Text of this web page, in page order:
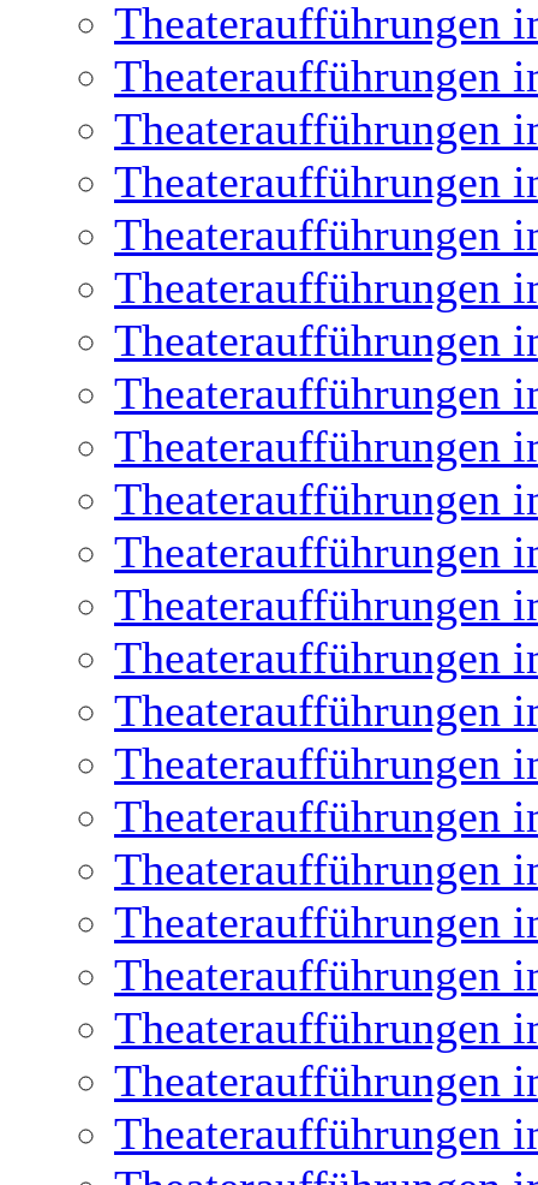
Theateraufführungen
Theateraufführungen
Theateraufführungen
Theateraufführungen
Theateraufführungen
Theateraufführungen
Theateraufführungen
Theateraufführungen
Theateraufführungen
Theateraufführungen
Theateraufführungen
Theateraufführungen
Theateraufführungen
Theateraufführungen
Theateraufführungen
Theateraufführungen
Theateraufführungen
Theateraufführungen
Theateraufführungen
Theateraufführungen
Theateraufführungen
Theateraufführungen